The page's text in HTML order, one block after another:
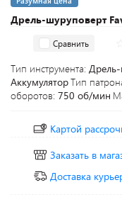
Дрель-шуруповерт
Сравнить
Тип инструмента:
АккумуляторТип
оборотов: 750 об/мин
Картой
Заказать в
Доставка